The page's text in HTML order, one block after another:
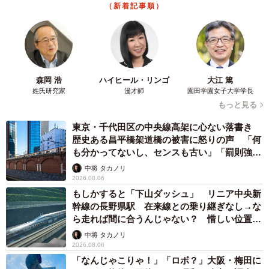
2人の出会いは…もちろん囲碁
2人の出会いは、もちろん囲碁でした。初対面は20年前。夫
が小学5年生、妻が小学1年生のときだったといいます。し
かしその翌年、妻にとって屈辱的な出来事が…。囲碁大会
の1回戦で2人が対戦し、妻が敗北。夫はそのまま優勝を果
たしましたが、そのスピーチで「1回戦は普通に勝って、2
～3回戦は苦戦した」と話したことが、今でも妻が恨みに思
うほどの“失言”だったそうです。
その後、2人はプロ棋士として再会。研究会などでしばしば
会うようになり、試合で韓国に一緒に行く機会がありまし
た。その食事中、「笑うタイミングが同じ」と気づいた夫
は、妻への好意を自覚したといいます。当初、妻は夫のこ
とを「話しやすいお友達」としか思っていませんでした
が、夫からは毎日LINEでメッセージが届くようになり、2
（新着記事順）
森岡 浩
姓氏研究家
ハイヒール・リンゴ
漫才師
大江 篤
園田学園女子大学学長
もっと見る
東京・千代田区の中央線高架に心ない落書き
歴史ある昌平橋架道橋の被害に怒りの声 「何
も分かってないし、センスも古い」「罰則強化
して」中将 タカノリ
2026.08.06
もしかすると「下山ダッシュ」 リニア中央新
幹線の長野県駅 在来線との乗り継ぎなし→な
ら走れば間に合うんじゃない？ 惜しい位置関
係が反響
中将 タカノリ
2026.08.06
「なんじゃこりゃ！」「ロボ？」大阪・梅田に